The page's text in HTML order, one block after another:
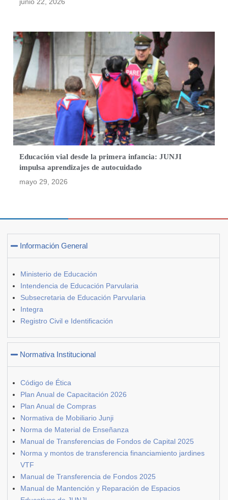
junio 22, 2026
Educación vial desde la primera infancia: JUNJI
impulsa aprendizajes de autocuidado
mayo 29, 2026
Información General
Ministerio de Educación
Intendencia de Educación Parvularia
Subsecretaria de Educación Parvularia
Integra
Registro Civil e Identificación
Normativa Institucional
Código de Ética
Plan Anual de Capacitación 2026
Plan Anual de Compras
Normativa de Mobiliario Junji
Norma de Material de Enseñanza
Manual de Transferencias de Fondos de Capital 2025
Norma y montos de transferencia financiamiento jardines
VTF
Manual de Transferencia de Fondos 2025
Manual de Mantención y Reparación de Espacios